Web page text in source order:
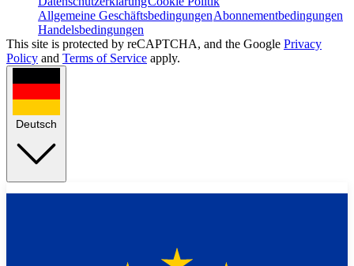
Allgemeine GeschäftsbedingungenAbonnementbedingungen
Handelsbedingungen
This site is protected by reCAPTCHA, and the Google Privacy
Policy and Terms of Service apply.
Deutsch